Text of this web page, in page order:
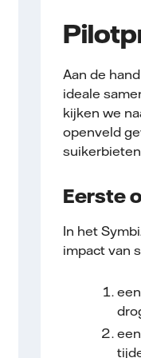
Aan de
ideale
kijken we
openveld
Eerste
In het
impact van